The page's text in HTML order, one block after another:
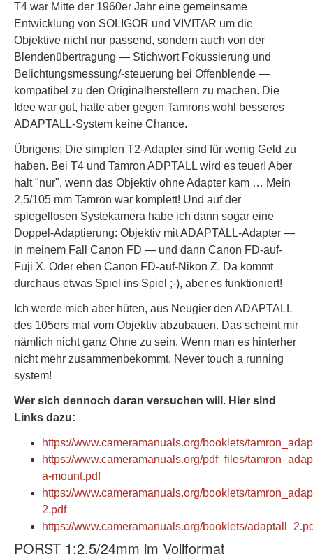
T4 war Mitte der 1960er Jahr eine gemeinsame
Entwicklung von SOLIGOR und VIVITAR um die
Objektive nicht nur passend, sondern auch von der
Blendenübertragung — Stichwort Fokussierung und
Belichtungsmessung/-steuerung bei Offenblende —
kompatibel zu den Originalherstellern zu machen. Die
Idee war gut, hatte aber gegen Tamrons wohl besseres
ADAPTALL-System keine Chance.
Übrigens: Die simplen T2-Adapter sind für wenig Geld zu
haben. Bei T4 und Tamron ADPTALL wird es teuer! Aber
halt "nur", wenn das Objektiv ohne Adapter kam … Mein
2,5/105 mm Tamron war komplett! Und auf der
spiegellosen Systekamera habe ich dann sogar eine
Doppel-Adaptierung: Objektiv mit ADAPTALL-Adapter —
in meinem Fall Canon FD — und dann Canon FD-auf-
Fuji X. Oder eben Canon FD-auf-Nikon Z. Da kommt
durchaus etwas Spiel ins Spiel ;-), aber es funktioniert!
Ich werde mich aber hüten, aus Neugier den ADAPTALL
des 105ers mal vom Objektiv abzubauen. Das scheint mir
nämlich nicht ganz Ohne zu sein. Wenn man es hinterher
nicht mehr zusammenbekommt. Never touch a running
system!
Wer sich dennoch daran versuchen will. Hier sind
Links dazu:
https://www.cameramanuals.org/booklets/
https://www.cameramanuals.org/pdf_files/
a-mount.pdf
https://www.cameramanuals.org/booklets/
2.pdf
https://www.cameramanuals.org/booklets/
PORST 1:2.5/24mm im Vollformat